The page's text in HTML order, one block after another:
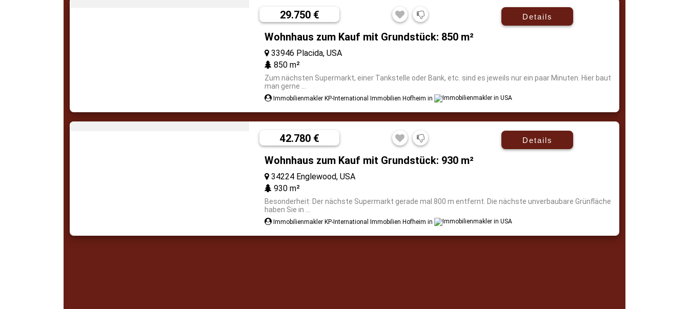
29.750 € Details
Wohnhaus zum Kauf mit Grundstück: 850 m²
33946 Placida, USA
850 m²
Zum nächsten Supermarkt, einer Tankstelle oder Bank, etc. sind es jeweils nur ein paar Minuten. Hier baut
man gerne ...
Immobilienmakler KP-International Immobilien Hofheim in
42.780 € Details
Wohnhaus zum Kauf mit Grundstück: 930 m²
34224 Englewood, USA
930 m²
Besonderheit: Der nächste Supermarkt gerade mal 800 m entfernt. Die nächste unverbaubare Grünfläche
haben Sie in ...
Immobilienmakler KP-International Immobilien Hofheim in